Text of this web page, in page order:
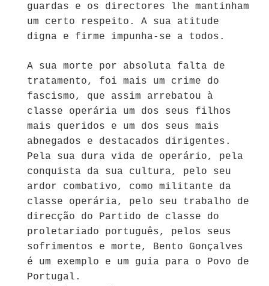
guardas e os directores lhe mantinham
um certo respeito. A sua atitude
digna e firme impunha-se a todos.
A sua morte por absoluta falta de
tratamento, foi mais um crime do
fascismo, que assim arrebatou à
classe operária um dos seus filhos
mais queridos e um dos seus mais
abnegados e destacados dirigentes.
Pela sua dura vida de operário, pela
conquista da sua cultura, pelo seu
ardor combativo, como militante da
classe operária, pelo seu trabalho de
direcção do Partido de classe do
proletariado português, pelos seus
sofrimentos e morte, Bento Gonçalves
é um exemplo e um guia para o Povo de
Portugal.